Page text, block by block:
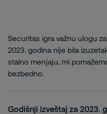
Securitas igra važnu ulogu
2023. godina nije bila
stalno menjaju, mi
bezbedno.
Godišnji izveštaj za 2023.